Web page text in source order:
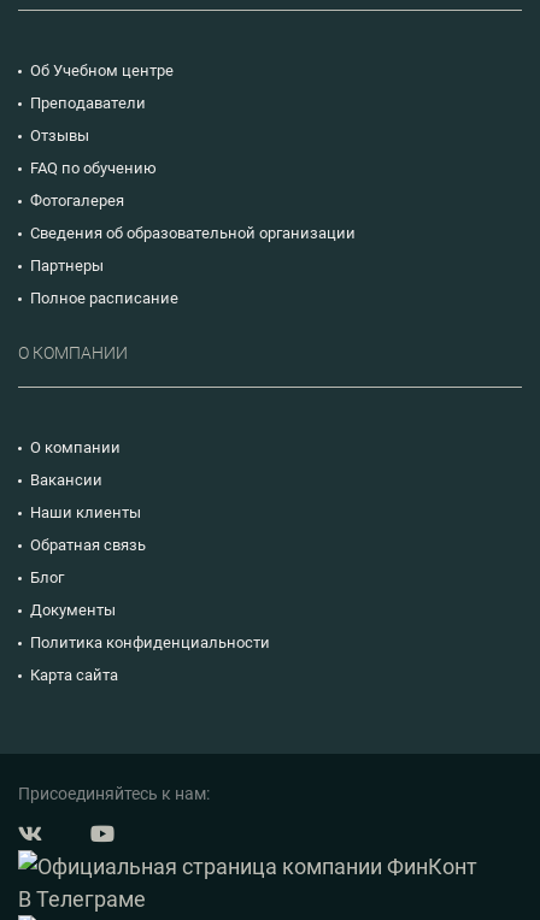
Об Учебном центре
Преподаватели
Отзывы
FAQ по обучению
Фотогалерея
Сведения об образовательной организации
Партнеры
Полное расписание
О КОМПАНИИ
О компании
Вакансии
Наши клиенты
Обратная связь
Блог
Документы
Политика конфиденциальности
Карта сайта
Присоединяйтесь к нам: